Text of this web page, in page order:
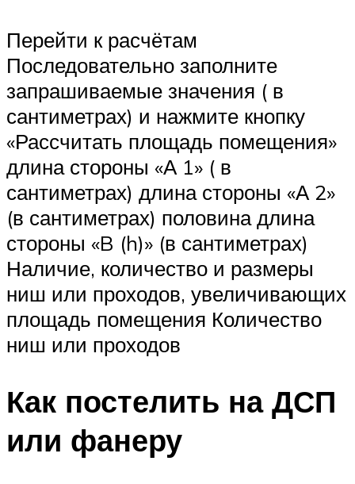
Перейти к расчётам
Последовательно заполните
запрашиваемые значения ( в
сантиметрах) и нажмите кнопку
«Рассчитать площадь помещения»
длина стороны «А 1» ( в
сантиметрах) длина стороны «А 2»
(в сантиметрах) половина длина
стороны «B (h)» (в сантиметрах)
Наличие, количество и размеры
ниш или проходов, увеличивающих
площадь помещения Количество
ниш или проходов
Как постелить на ДСП
или фанеру